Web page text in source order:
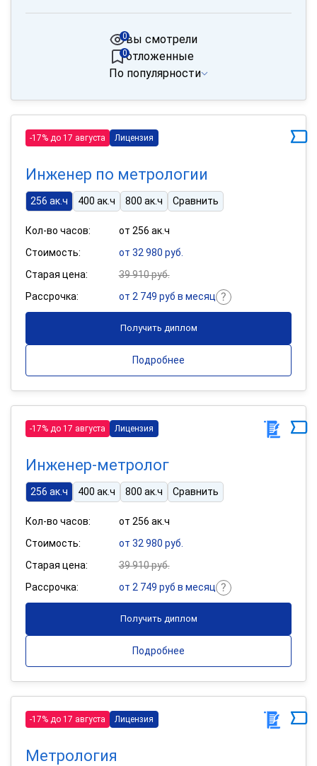
вы смотрели
0
отложенные
0
По популярности
-17% до 17 августа Лицензия
Инженер по метрологии
256 ак.ч 400 ак.ч 800 ак.ч Сравнить
Кол-во часов:
от 256 ак.ч
Стоимость:
от 32 980 руб.
Старая цена:
39 910 руб.
Рассрочка:
от 2 749 руб в месяц
Получить диплом
Подробнее
-17% до 17 августа Лицензия
Инженер-метролог
256 ак.ч 400 ак.ч 800 ак.ч Сравнить
Кол-во часов:
от 256 ак.ч
Стоимость:
от 32 980 руб.
Старая цена:
39 910 руб.
Рассрочка:
от 2 749 руб в месяц
Получить диплом
Подробнее
-17% до 17 августа Лицензия
Метрология